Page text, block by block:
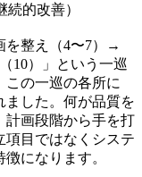
続的改善）
を整え（4〜7）→
10）」という一巡
この一巡の各所に
ました。何が品質を
計画段階から手を打
項目ではなくシステ
になります。